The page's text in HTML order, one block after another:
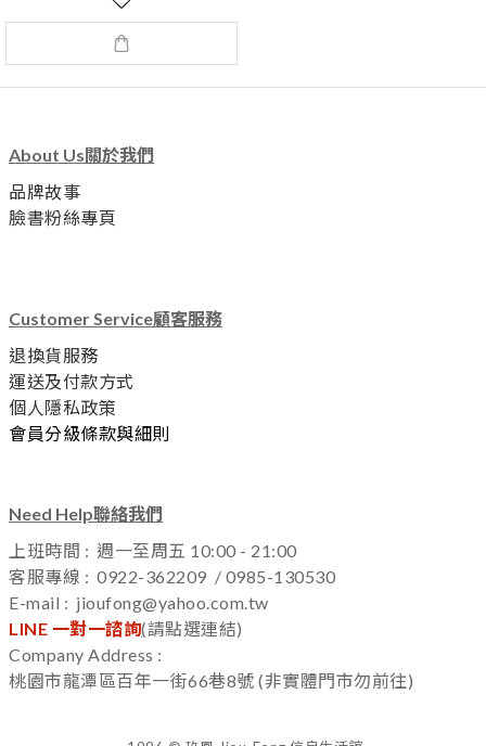
About Us關於我們
品牌故事
臉書粉絲專頁
Customer Service顧客服務
退換貨服務
運送及付款方式
個人隱私政策
會員分級條款與細則
Need Help聯絡我們
上班時間 : 週一至周五 10:00 - 21:00
客服專線 : 0922-362209 / 0985-130530
E-mail : jioufong@yahoo.com.tw
LINE 一對一諮詢(請點選連結)
Company Address :
桃園市龍潭區百年一街66巷8號 (非實體門市勿前往)